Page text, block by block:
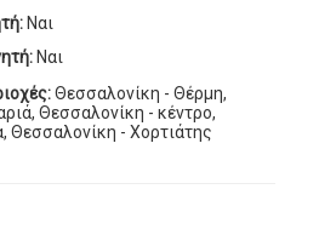
Ναι
Ναι
Θεσσαλονίκη - Θέρμη,
Θεσσαλονίκη - κέντρο,
Θεσσαλονίκη - Χορτιάτης